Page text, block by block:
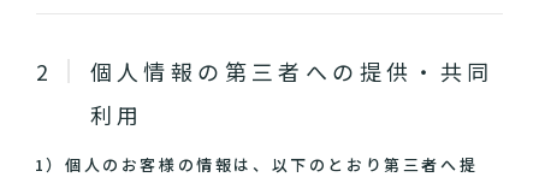
個人情報の第三者への提供・共同
利用
1）個人のお客様の情報は、以下のとおり第三者へ提